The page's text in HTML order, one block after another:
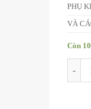
PHỤ
VÀ
Còn